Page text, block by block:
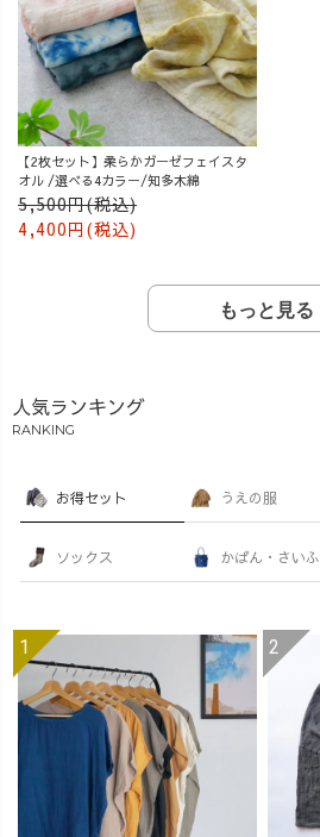
【2枚セット】柔らかガーゼフェイスタ
オル /選べる4カラー/知多木綿
5,500円(税込)
4,400円(税込)
もっと見る
人気ランキング
RANKING
お得セット うえの服
ソックス かばん・さいふ